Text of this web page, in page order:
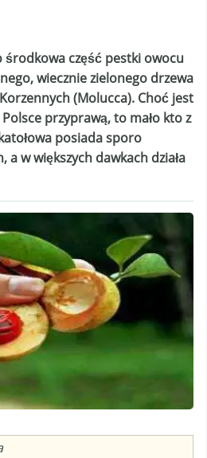
środkowa część pestki owocu
wiecznie zielonego drzewa
(Molucca). Choć jest
przyprawą, to mało kto z
posiada sporo
a w większych dawkach działa